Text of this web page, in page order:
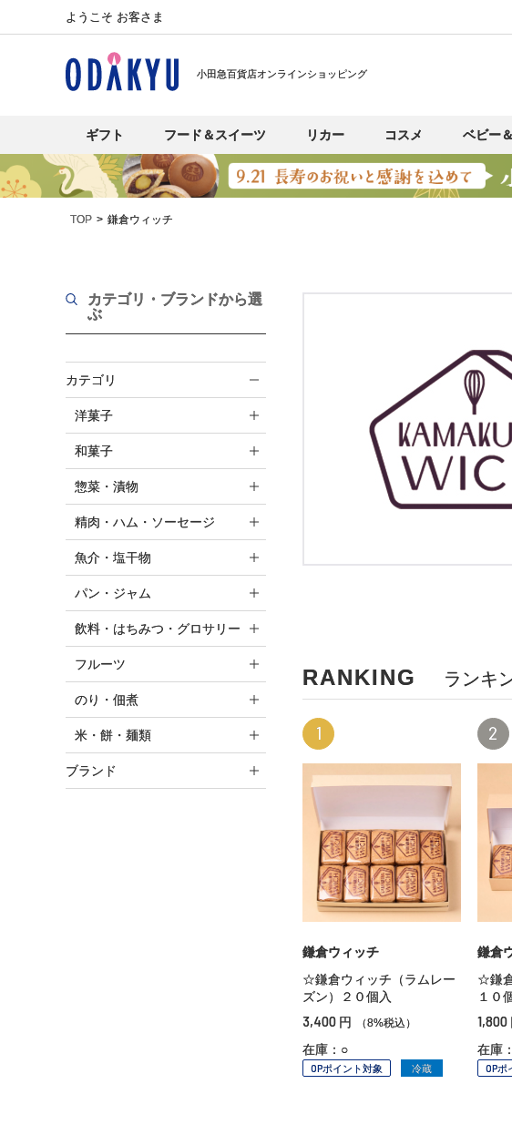
ようこそ お客さま
小田急百貨店オンラインショッピング
ギフト フード＆スイーツ リカー コスメ ベビー
TOP 鎌倉ウィッチ
カテゴリ・ブランドから選
ぶ
カテゴリ
洋菓子
和菓子
惣菜・漬物
精肉・ハム・ソーセージ
魚介・塩干物
パン・ジャム
飲料・はちみつ・グロサリー
フルーツ
のり・佃煮
米・餅・麺類
ブランド
RANKING ランキ
1
鎌倉ウィッチ
☆鎌倉ウィッチ（ラムレー
ズン）２０個入
3,400 円 （8%税込）
在庫：○
OPポイント対象 冷蔵
2
鎌倉
☆鎌
１０
1,800
在庫
OPポ